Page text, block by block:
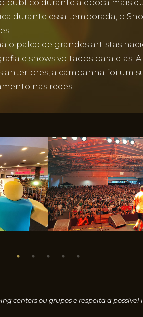
durante a época mais
durante essa temporada, o
o palco de grandes artistas
e shows voltados para elas.
anteriores, a campanha foi
nas redes.
centers ou grupos e respeita a